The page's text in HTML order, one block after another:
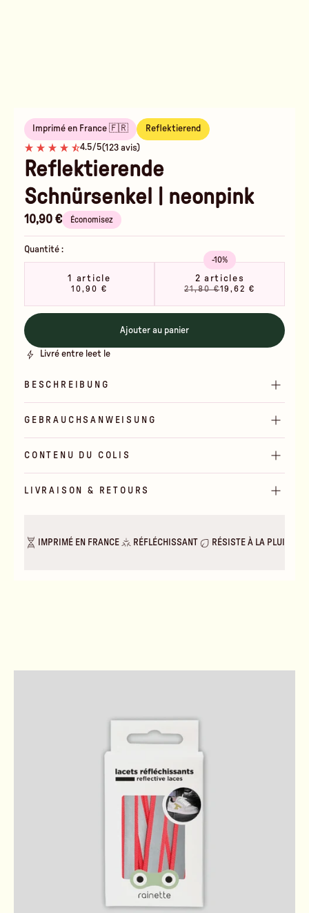
4.5/5(123 avis)
Imprimé en France 🇫🇷 Reflektierend
Reflektierende
Schnürsenkel | neonpink
10,90 € Économisez
Quantité :
1 article
10,90 €
-10%
2 articles
21,80 €19,62 €
Ajouter au panier
Livré entre leet le
BESCHREIBUNG
GEBRAUCHSANWEISUNG
CONTENU DU COLIS
LIVRAISON & RETOURS
IMPRIMÉ EN FRANCE RÉFLÉCHISSANT RÉSISTE À LA PLUIE &